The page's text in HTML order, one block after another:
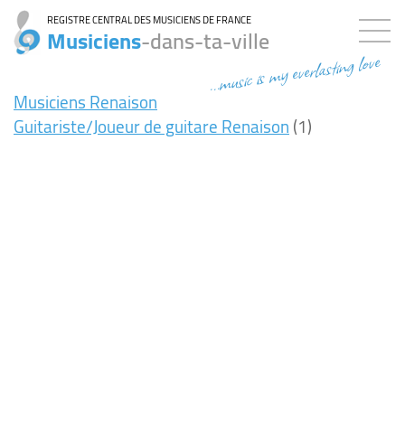
REGISTRE CENTRAL DES MUSICIENS DE FRANCE
Musiciens-dans-ta-ville
...music is my everlasting love
Musiciens Renaison
Guitariste/Joueur de guitare Renaison(1)